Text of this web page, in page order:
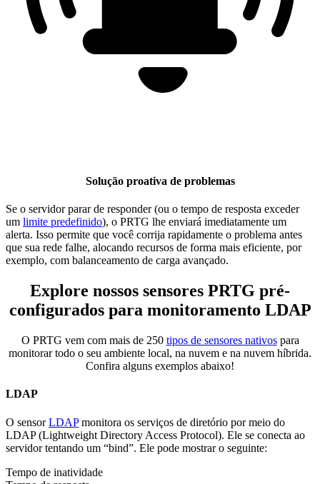
Solução proativa de problemas
Se o servidor parar de responder (ou o tempo de resposta exceder
um limite predefinido), o PRTG lhe enviará imediatamente um
alerta. Isso permite que você corrija rapidamente o problema antes
que sua rede falhe, alocando recursos de forma mais eficiente, por
exemplo, com balanceamento de carga avançado.
Explore nossos sensores PRTG pré-
configurados para monitoramento LDAP
O PRTG vem com mais de 250 tipos de sensores nativospara
monitorar todo o seu ambiente local, na nuvem e na nuvem híbrida.
Confira alguns exemplos abaixo!
LDAP
O sensorLDAPmonitora os serviços de diretório por meio do
LDAP (Lightweight Directory Access Protocol). Ele se conecta ao
servidor tentando um “bind”. Ele pode mostrar o seguinte:
Tempo de inatividade